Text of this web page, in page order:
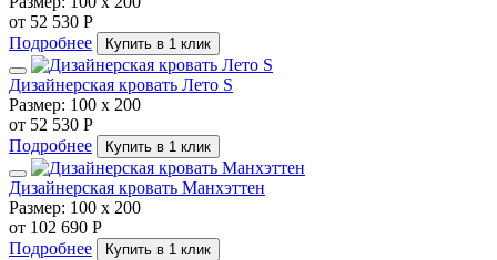
от 52 530 Р
Подробнее
Купить в 1 клик
Дизайнерская кровать Лето S
Размер: 100 х 200
от 52 530 Р
Подробнее
Купить в 1 клик
Дизайнерская кровать Манхэттен
Размер: 100 х 200
от 102 690 Р
Подробнее
Купить в 1 клик